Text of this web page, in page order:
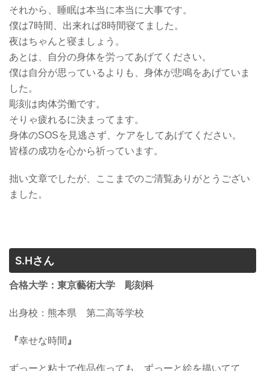
それから、睡眠は本当に本当に大事です。
僕は7時間、出来れば8時間寝てました。
夜はちゃんと寝ましょう。
あとは、自分の身体を労ってあげてください。
僕は自分が思っているよりも、身体が悲鳴をあげていま
した。
彫刻は肉体労働です。
そりゃ疲れるに決まってます。
身体のSOSを見逃さず、ケアをしてあげてください。
皆様の成功を心から祈っています。
拙い文章でしたが、ここまでのご清覧ありがとうござい
ました。
S.Hさん
合格大学：東京藝術大学 彫刻科
出身校： 熊本県 第二高等学校
『幸せな時間』
ずっーと粘土で作品作っても、ずっーと絵を描いてて